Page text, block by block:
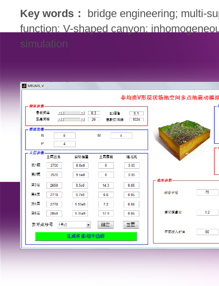
Key words ：
bridge engineering; multi-
function; V-shaped canyon;
simulation